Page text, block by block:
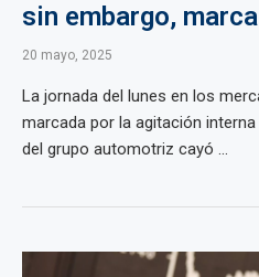
sin embargo,
20 mayo, 2025
La jornada del lunes en los
marcada por la agitación
del grupo automotriz cayó ...